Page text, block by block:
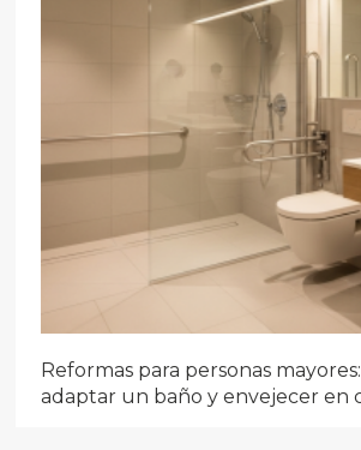
Reformas para personas
adaptar un baño y envejecer en